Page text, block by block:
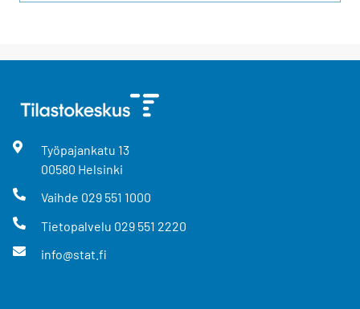
Työpajankatu 13
00580 Helsinki
Vaihde 029 551 1000
Tietopalvelu 029 551 2220
info@stat.fi